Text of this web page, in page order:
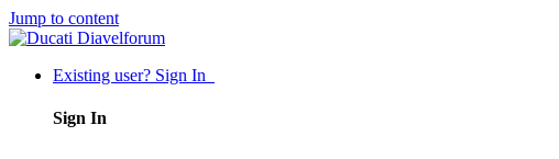
Jump to content
Existing user? Sign In
Sign In